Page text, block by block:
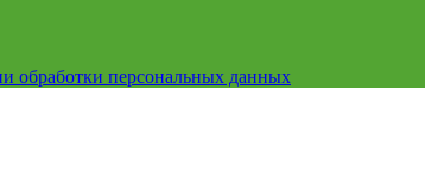
обработки персональных данных